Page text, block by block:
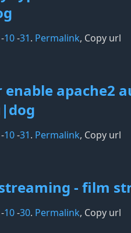
-10-31. Permalink, Copy url
enable apache2
-10-31. Permalink, Copy url
- film
-10-30. Permalink, Copy url